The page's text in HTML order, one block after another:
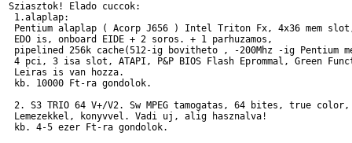
Sziasztok! Elado cuccok:
1.alaplap:
Pentium alaplap ( Acorp J656 ) Intel Triton Fx, 4x36 mem
EDO is, onboard EIDE + 2 soros. + 1 parhuzamos,
pipelined 256k cache(512-ig bovitheto , -200Mhz -ig Pentium
4 pci, 3 isa slot, ATAPI, P&P BIOS Flash Eprommal, Green
Leiras is van hozza.
kb. 10000 Ft-ra gondolok.
2. S3 TRIO 64 V+/V2. Sw MPEG tamogatas, 64 bites, true color,
Lemezekkel, konyvvel. Vadi uj, alig hasznalva!
kb. 4-5 ezer Ft-ra gondolok.